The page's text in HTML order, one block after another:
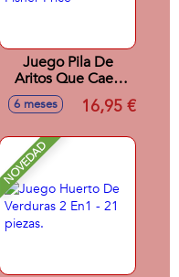
Juego Pila De
Aritos Que Caen
Fisher-Price
6 meses 16,95 €
NOVEDAD